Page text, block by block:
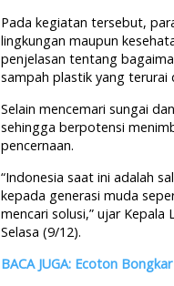
Pada kegiatan tersebut,
lingkungan maupun
penjelasan tentang
sampah plastik yang terurai
Selain mencemari sungai
sehingga berpotensi
pencernaan.
“Indonesia saat ini adalah
kepada generasi muda
mencari solusi,” ujar
Selasa (9/12).
BACA JUGA: Ecoton